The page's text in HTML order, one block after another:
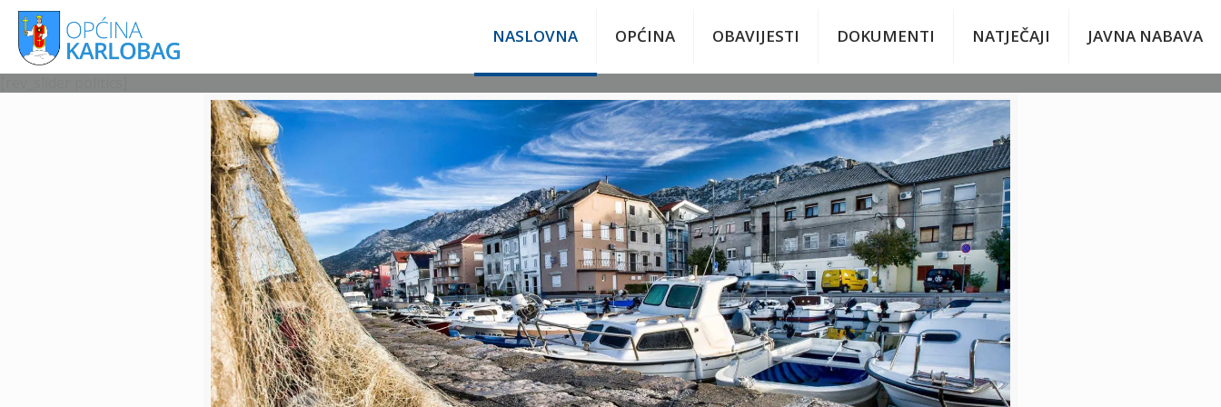
NASLOVNA OPĆINA OBAVIJESTI DOKUMENTI NATJEČAJI JAVNA NABAVA